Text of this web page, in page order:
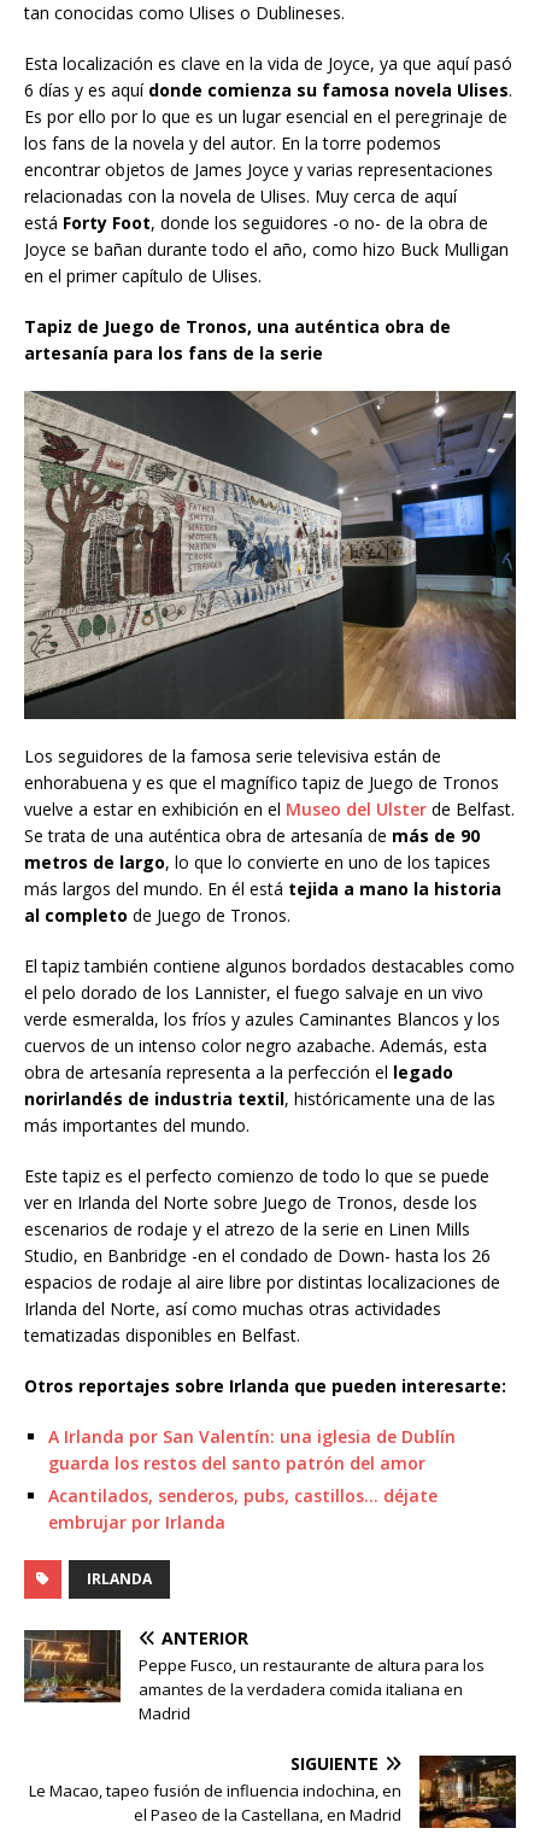
tan conocidas como Ulises o Dublineses.
Esta localización es clave en la vida de Joyce, ya que aquí pasó
6 días y es aquí donde comienza su famosa novela Ulises.
Es por ello por lo que es un lugar esencial en el peregrinaje de
los fans de la novela y del autor. En la torre podemos
encontrar objetos de James Joyce y varias representaciones
relacionadas con la novela de Ulises. Muy cerca de aquí
está Forty Foot, donde los seguidores -o no- de la obra de
Joyce se bañan durante todo el año, como hizo Buck Mulligan
en el primer capítulo de Ulises.
Tapiz de Juego de Tronos, una auténtica obra de
artesanía para los fans de la serie
Los seguidores de la famosa serie televisiva están de
enhorabuena y es que el magnífico tapiz de Juego de Tronos
vuelve a estar en exhibición en el Museo del Ulster de Belfast.
Se trata de una auténtica obra de artesanía de más de 90
metros de largo, lo que lo convierte en uno de los tapices
más largos del mundo. En él está tejida a mano la historia
al completo de Juego de Tronos.
El tapiz también contiene algunos bordados destacables como
el pelo dorado de los Lannister, el fuego salvaje en un vivo
verde esmeralda, los fríos y azules Caminantes Blancos y los
cuervos de un intenso color negro azabache. Además, esta
obra de artesanía representa a la perfección el legado
norirlandés de industria textil, históricamente una de las
más importantes del mundo.
Este tapiz es el perfecto comienzo de todo lo que se puede
ver en Irlanda del Norte sobre Juego de Tronos, desde los
escenarios de rodaje y el atrezo de la serie en Linen Mills
Studio, en Banbridge -en el condado de Down- hasta los 26
espacios de rodaje al aire libre por distintas localizaciones de
Irlanda del Norte, así como muchas otras actividades
tematizadas disponibles en Belfast.
Otros reportajes sobre Irlanda que pueden interesarte:
A Irlanda por San Valentín: una iglesia de Dublín
guarda los restos del santo patrón del amor
Acantilados, senderos, pubs, castillos… déjate
embrujar por Irlanda
IRLANDA
ANTERIOR
Peppe Fusco, un restaurante de altura para los
amantes de la verdadera comida italiana en
Madrid
SIGUIENTE
Le Macao, tapeo fusión de influencia indochina, en
el Paseo de la Castellana, en Madrid